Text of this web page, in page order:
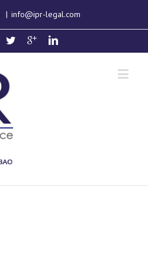
| info@ipr-legal.com